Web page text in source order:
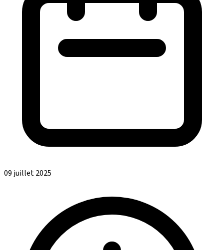
09 juillet 2025